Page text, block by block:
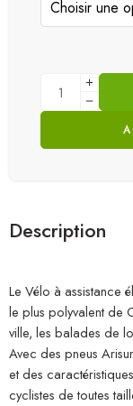
Description
Le Vélo à assistance
le plus polyvalent de
ville, les balades de
Avec des pneus
et des
cyclistes de toutes